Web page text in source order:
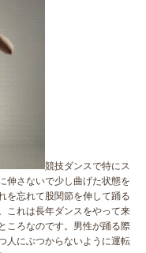
競技ダンスで特にス
伸さないで少し曲げた状態を
を忘れて股関節を伸して踊る
これは長年ダンスをやって来
ころなのです。男性が踊る際
人にぶつからないように運転